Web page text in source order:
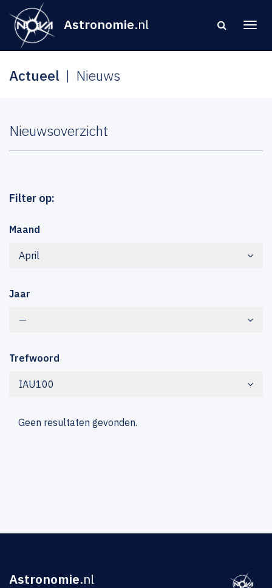
Astronomie.nl
Actueel Nieuws
Nieuwsoverzicht
Filter op:
Maand
April
Jaar
—
Trefwoord
IAU100
Geen resultaten gevonden.
Astronomie.nl